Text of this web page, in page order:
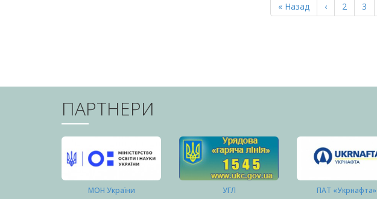
Перша
сторінка
« Назад
Попередня
сторінка
‹ Page
2 Page
3
ПАРТНЕРИ
МОН України УГЛ ПАТ «Укрнафта»